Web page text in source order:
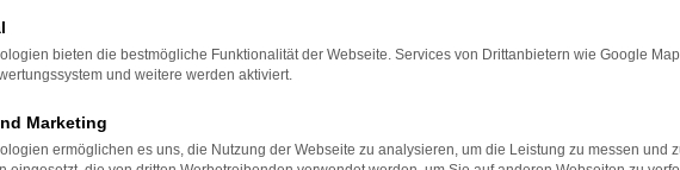
bieten die bestmögliche Funktionalität der Webseite. Services von Drittanbietern wie Google
und weitere werden aktiviert.
Marketing
ermöglichen es uns, die Nutzung der Webseite zu analysieren, um die Leistung zu messen und